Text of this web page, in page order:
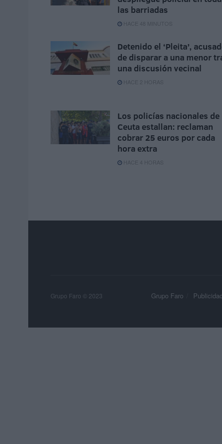
las barriadas
HACE 48 MINUTOS
Detenido el ‘Pleita’,
de disparar a una menor
una discusión vecinal
HACE 2 HORAS
Los policías nacionales de
Ceuta estallan: reclaman
cobrar 25 euros por cada
hora extra
HACE 4 HORAS
Grupo Faro Publicidad
Grupo Faro © 2023